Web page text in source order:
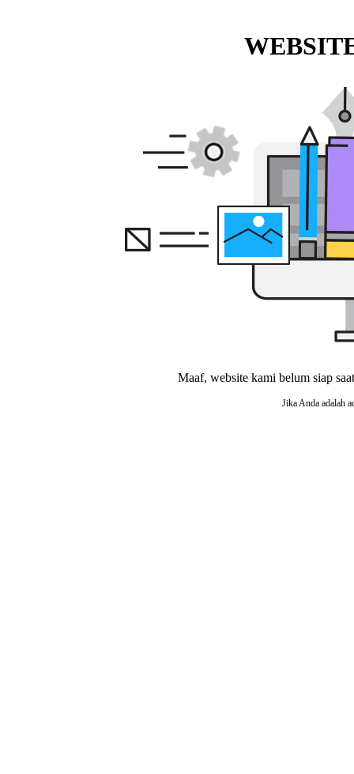
Maaf, website kami belum siap
Jika Anda adalah